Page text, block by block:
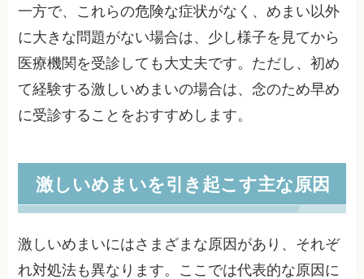
一方で、これらの危険な症状がなく、めまい以外
に大きな問題がない場合は、少し様子を見てから
医療機関を受診しても大丈夫です。ただし、初め
て経験する激しいめまいの場合は、念のため早め
に受診することをおすすめします。
激しいめまいを引き起こす主な原因
激しいめまいにはさまざまな原因があり、それぞ
れ対処法も異なります。ここでは代表的な原因に